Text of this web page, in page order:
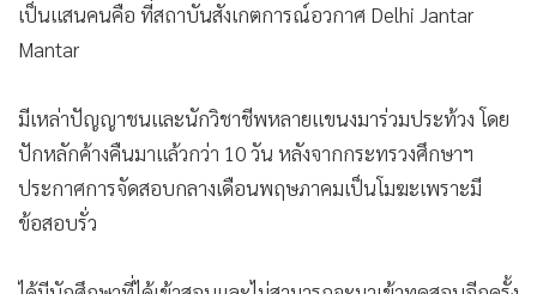
เป็นแสนคนคือ ที่สถาบันสังเกตการณ์อวกาศ Delhi Jantar
Mantar
มีเหล่าปัญญาชนและนักวิชาชีพหลายแขนงมาร่วมประท้วง โดย
ปักหลักค้างคืนมาแล้วกว่า 10 วัน หลังจากกระทรวงศึกษาฯ
ประกาศการจัดสอบกลางเดือนพฤษภาคมเป็นโมฆะเพราะมี
ข้อสอบรั่ว